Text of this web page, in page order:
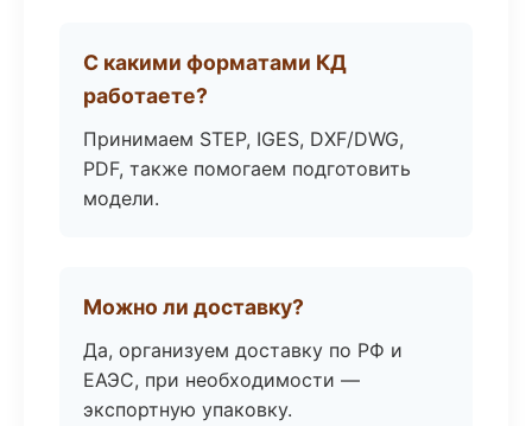
С какими форматами КД
работаете?
Принимаем STEP, IGES, DXF/DWG,
PDF, также помогаем подготовить
модели.
Можно ли доставку?
Да, организуем доставку по РФ и
ЕАЭС, при необходимости —
экспортную упаковку.